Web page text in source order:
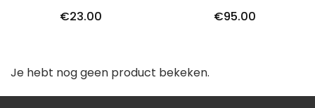
€23.00 €95.00
Je hebt nog geen product bekeken.